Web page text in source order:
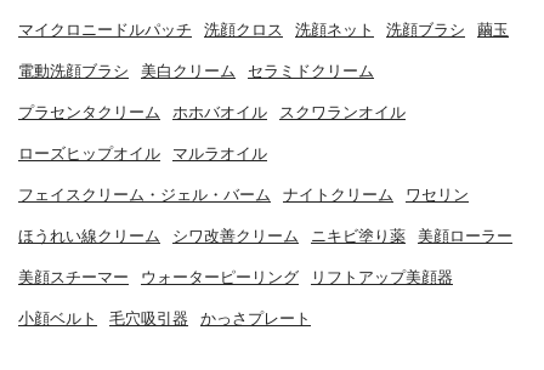
マイクロニードルパッチ 洗顔クロス 洗顔ネット 洗顔ブラシ 繭玉
電動洗顔ブラシ 美白クリーム セラミドクリーム
プラセンタクリーム ホホバオイル スクワランオイル
ローズヒップオイル マルラオイル
フェイスクリーム・ジェル・バーム ナイトクリーム ワセリン
ほうれい線クリーム シワ改善クリーム ニキビ塗り薬 美顔ローラー
美顔スチーマー ウォーターピーリング リフトアップ美顔器
小顔ベルト 毛穴吸引器 かっさプレート